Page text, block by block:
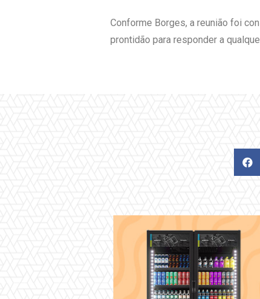
Conforme Borges, a reunião foi
prontidão para responder a